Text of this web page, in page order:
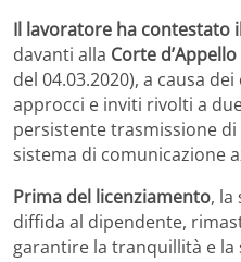
Il lavoratore ha contestato
davanti alla Corte
del 04.03.2020), a causa
approcci e inviti rivolti a
persistente trasmissione
sistema di comunicazione
Prima del licenziamento, la
diffida al dipendente,
garantire la tranquillità e la